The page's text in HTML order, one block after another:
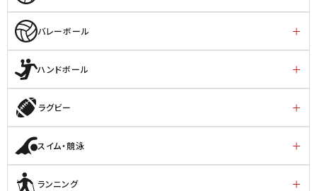
バレーボール
ハンドボール
ラグビー
スイム・競泳
ランニング